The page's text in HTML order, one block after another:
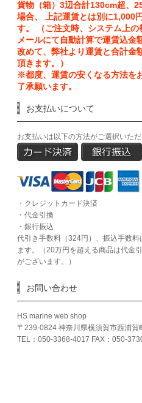
貨物（箱）3辺合計130cm超、
場合、 上記運賃とは別に1,000
す。 （ご注文時、システム上
メールにて自動計算で運賃込金
改めて、弊社より運賃と合計金
頂きます。）
※都度、運賃の安くなる方法を
了承願います。
お支払いについて
お支払いは以下の方法がご選択いただ
・クレジットカード決済
・代金引換
・銀行振込
代引き手数料（324円）、振込手数料
ます。（20万円を超える商品は代金
がございます。）
お問い合わせ
HS marine web shop
〒239-0824 神奈川県横須賀市西浦
TEL：050-3368-4017 FAX：050-